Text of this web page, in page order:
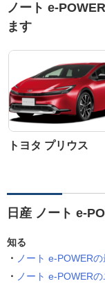
ノート e-
ます
トヨタ プリウス
日産 ノート e-
知る
ノート e-POWER
ノート e-POWER